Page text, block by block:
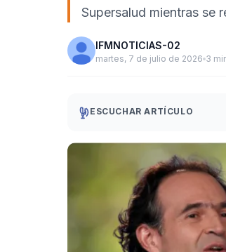
Supersalud mientras se
IFMNOTICIAS-02
martes, 7 de julio de 2026 3
ESCUCHAR ARTÍCULO